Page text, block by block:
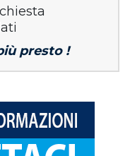
presto !